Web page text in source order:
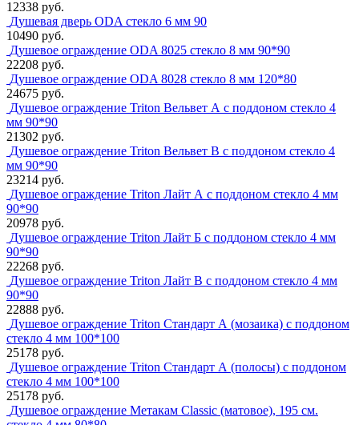
12338 руб.
Душевая дверь ODA стекло 6 мм 90
10490 руб.
Душевое ограждение ODA 8025 стекло 8 мм 90*90
22208 руб.
Душевое ограждение ODA 8028 стекло 8 мм 120*80
24675 руб.
Душевое ограждение Triton Вельвет А с поддоном стекло 4
мм 90*90
21302 руб.
Душевое ограждение Triton Вельвет В с поддоном стекло 4
мм 90*90
23214 руб.
Душевое ограждение Triton Лайт А с поддоном стекло 4 мм
90*90
20978 руб.
Душевое ограждение Triton Лайт Б с поддоном стекло 4 мм
90*90
22268 руб.
Душевое ограждение Triton Лайт В с поддоном стекло 4 мм
90*90
22888 руб.
Душевое ограждение Triton Стандарт А (мозаика) с поддоном
стекло 4 мм 100*100
25178 руб.
Душевое ограждение Triton Стандарт А (полосы) с поддоном
стекло 4 мм 100*100
25178 руб.
Душевое ограждение Метакам Classic (матовое), 195 см.